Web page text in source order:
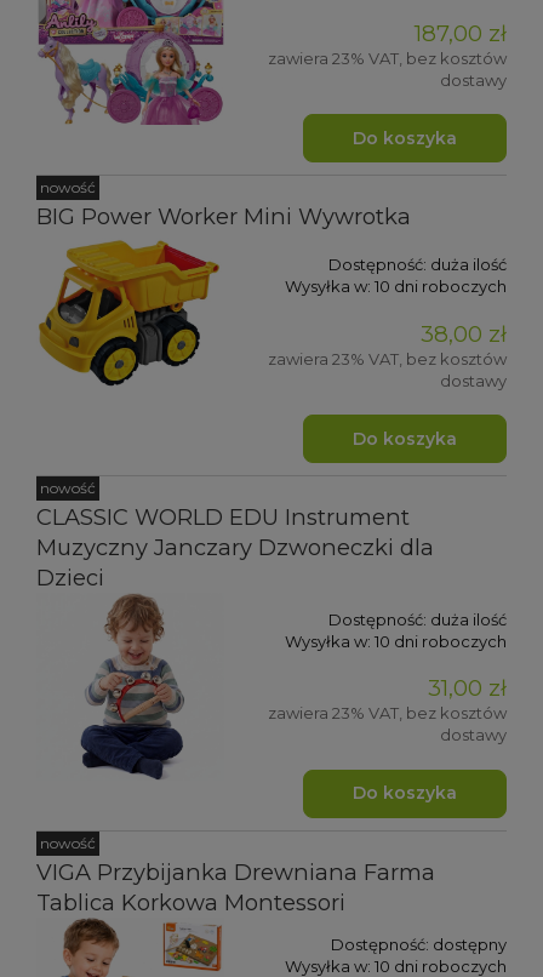
187,00 zł
zawiera 23% VAT, bez kosztów
dostawy
Do koszyka
BIG Power Worker Mini Wywrotka
Dostępność: duża ilość
Wysyłka w: 10 dni roboczych
38,00 zł
zawiera 23% VAT, bez kosztów
dostawy
Do koszyka
nowość
CLASSIC WORLD EDU Instrument
Muzyczny Janczary Dzwoneczki dla
Dzieci
Dostępność: duża ilość
Wysyłka w: 10 dni roboczych
31,00 zł
zawiera 23% VAT, bez kosztów
dostawy
Do koszyka
nowość
VIGA Przybijanka Drewniana Farma
Tablica Korkowa Montessori
Dostępność: dostępny
Wysyłka w: 10 dni roboczych
nowość